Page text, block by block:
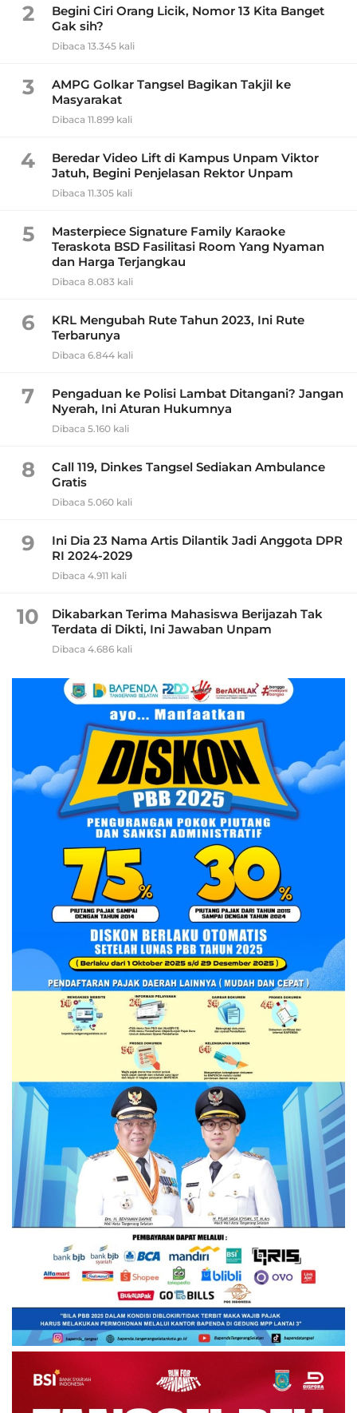
2
Begini Ciri Orang Licik, Nomor 13 Kita Banget
Gak sih?
Dibaca 13.345 kali
3
AMPG Golkar Tangsel Bagikan Takjil ke
Masyarakat
Dibaca 11.899 kali
4
Beredar Video Lift di Kampus Unpam Viktor
Jatuh, Begini Penjelasan Rektor Unpam
Dibaca 11.305 kali
5
Masterpiece Signature Family Karaoke
Teraskota BSD Fasilitasi Room Yang Nyaman
dan Harga Terjangkau
Dibaca 8.083 kali
6
KRL Mengubah Rute Tahun 2023, Ini Rute
Terbarunya
Dibaca 6.844 kali
7
Pengaduan ke Polisi Lambat Ditangani? Jangan
Nyerah, Ini Aturan Hukumnya
Dibaca 5.160 kali
8
Call 119, Dinkes Tangsel Sediakan Ambulance
Gratis
Dibaca 5.060 kali
9
Ini Dia 23 Nama Artis Dilantik Jadi Anggota DPR
RI 2024-2029
Dibaca 4.911 kali
10
Dikabarkan Terima Mahasiswa Berijazah Tak
Terdata di Dikti, Ini Jawaban Unpam
Dibaca 4.686 kali